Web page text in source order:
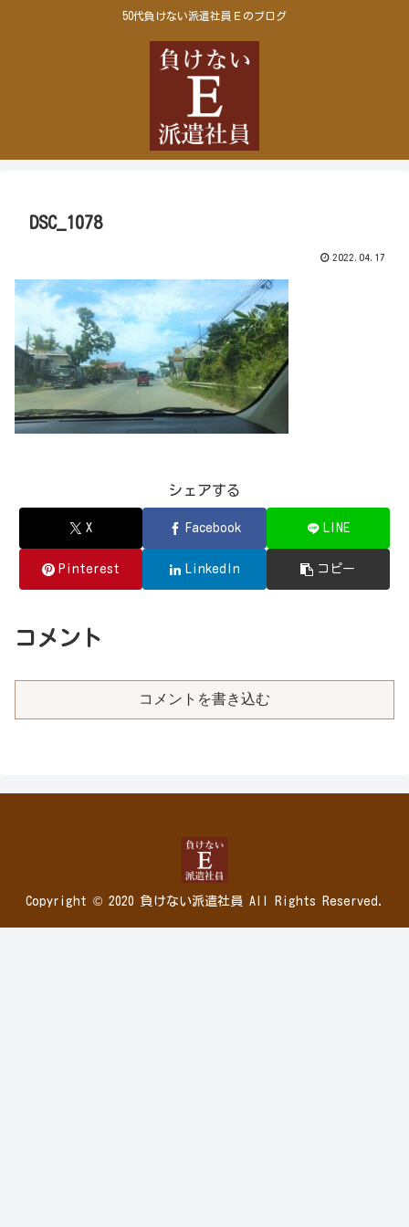
50代負けない派遣社員Ｅのブログ
DSC_1078
2022.04.17
シェアする
X Facebook LINE
Pinterest LinkedIn コピー
コメント
コメントを書き込む
Copyright © 2020 負けない派遣社員 All Rights Reserved.